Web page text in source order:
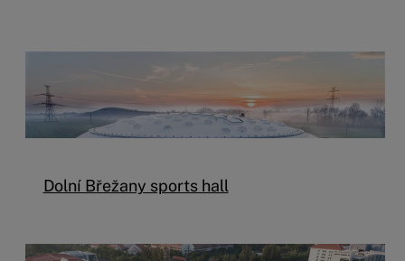
Dolní Břežany sports hall